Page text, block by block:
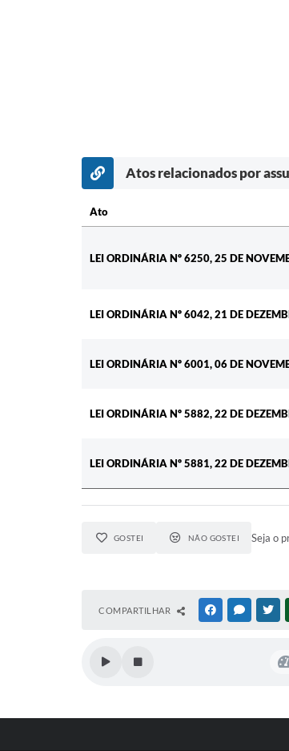
Atos relacionados por
Ato
LEI ORDINÁRIA Nº 6250, 25 DE
LEI ORDINÁRIA Nº 6042, 21 DE
LEI ORDINÁRIA Nº 6001, 06 DE
LEI ORDINÁRIA Nº 5882, 22 DE
LEI ORDINÁRIA Nº 5881, 22 DE
GOSTEI NÃO GOSTEI Seja o
COMPARTILHAR FACEBOOK